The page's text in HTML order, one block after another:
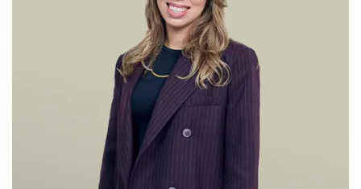
secteur acquise au fil des décennies durant lesquelles elle
a représenté de grandes sociétés pharmaceutiques dans
le cadre de divers litiges à travers le monde. Les clients
nous confient leurs dossiers en toute confiance car ils
savent que nous connaissons le secteur et que nous
obtenons des résultats. Nous abordons les questions
d'arbitrage en sachant que de telles procédures ont des
répercussions commerciales potentielles pour